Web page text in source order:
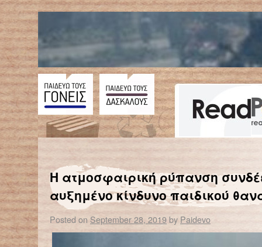
Κόκκινη Λίστα: Άσχημα νέα για τα δένδρα στην Ευρώπη
Η ατμοσφαιρική ρύπανση
αυξημένο κίνδυνο παιδικού
Posted on September 28, 2019by Paidevo